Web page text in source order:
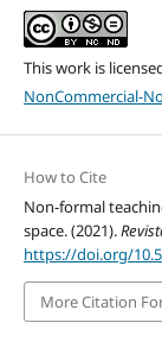
This work is
NonCommercial-
How to Cite
Non-formal
space. (2021).
https://doi.org/
More Citation